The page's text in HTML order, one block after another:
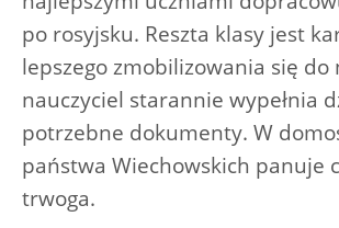
po rosyjsku. Reszta klasy jest
lepszego zmobilizowania się do
nauczyciel starannie wypełnia
potrzebne dokumenty. W
państwa Wiechowskich panuje
trwoga.